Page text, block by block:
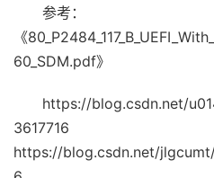
参考：
《
60_SDM.pdf》
https://blog.csdn.net/
3617716
https://blog.csdn.net/